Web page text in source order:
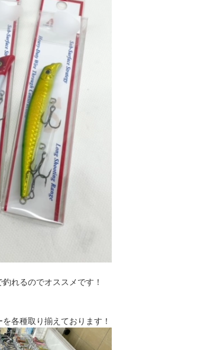
れるのでオススメです！
各種取り揃えております！